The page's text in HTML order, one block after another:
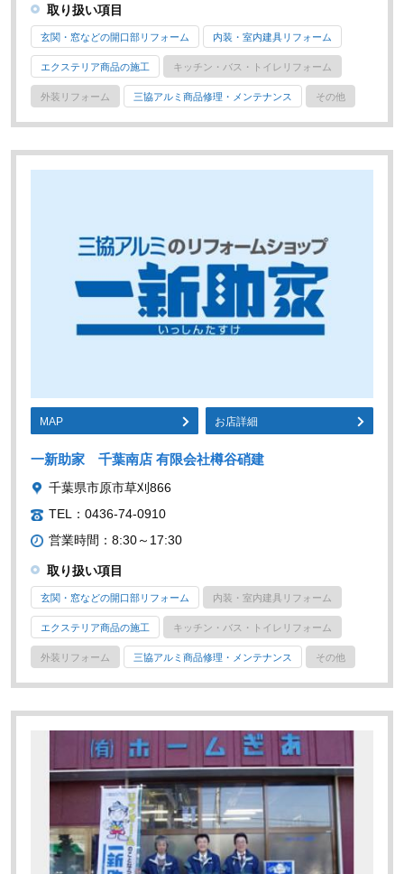
取り扱い項目
玄関・窓などの開口部リフォーム 内装・室内建具リフォーム
エクステリア商品の施工 キッチン・バス・トイレリフォーム
外装リフォーム 三協アルミ商品修理・メンテナンス その他
MAP お店詳細
一新助家 千葉南店 有限会社樽谷硝建
千葉県市原市草刈866
TEL：0436-74-0910
営業時間：8:30～17:30
取り扱い項目
玄関・窓などの開口部リフォーム 内装・室内建具リフォーム
エクステリア商品の施工 キッチン・バス・トイレリフォーム
外装リフォーム 三協アルミ商品修理・メンテナンス その他